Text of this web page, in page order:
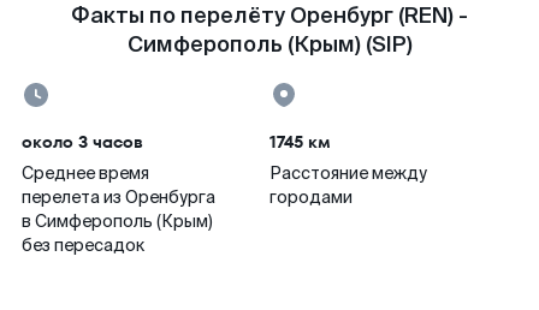
Факты по перелёту Оренбург (REN) -
Симферополь (Крым) (SIP)
около 3 часов
Среднее время
перелета из Оренбурга
в Симферополь (Крым)
без пересадок
1745 км
Расстояние между
городами